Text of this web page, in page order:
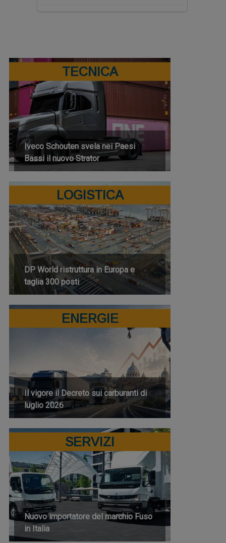
TECNICA
Iveco Schouten svela nei Paesi
Bassi il nuovo Strator
LOGISTICA
DP World ristruttura in Europa e
taglia 300 posti
ENERGIE
Il vigore il Decreto sui carburanti di
luglio 2026
SERVIZI
Nuovo importatore del marchio Fuso
in Italia